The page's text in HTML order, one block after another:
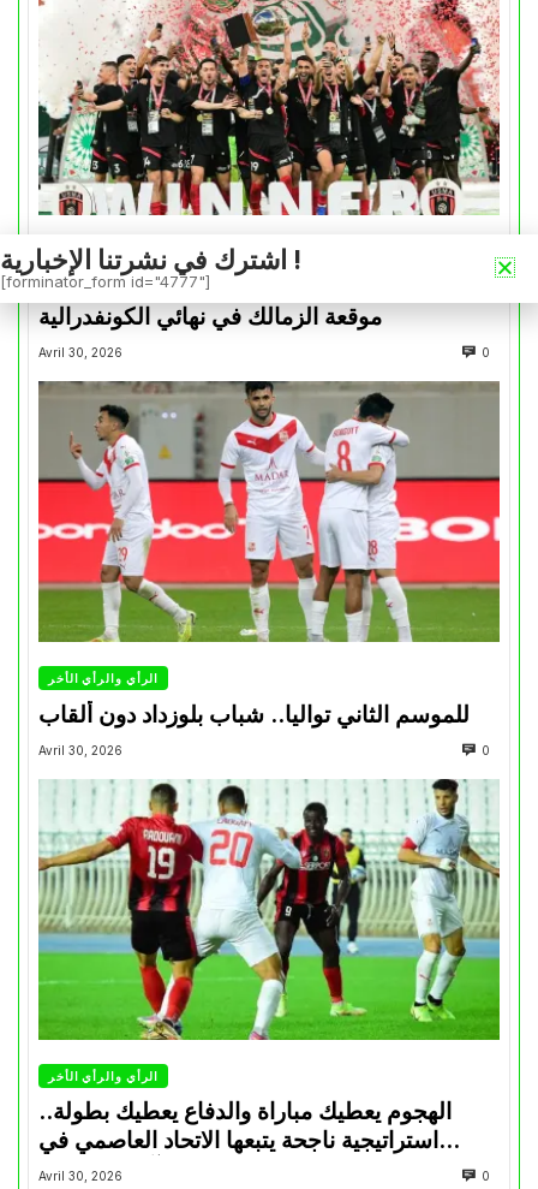
كأس الكونفدرالية
التتويج بالكأس.. دفعة معنوية لإتحاد العاصمة قبل
موقعة الزمالك في نهائي الكونفدرالية
Avril 30, 2026 0
الرأي والرأي الأخر
للموسم الثاني تواليا.. شباب بلوزداد دون ألقاب
Avril 30, 2026 0
الرأي والرأي الأخر
الهجوم يعطيك مباراة والدفاع يعطيك بطولة..
استراتيجية ناجحة يتبعها الاتحاد العاصمي في
تتويجاته آخر السنوات
Avril 30, 2026 0
اشترك في نشرتنا الإخبارية !
[forminator_form id="4777"]